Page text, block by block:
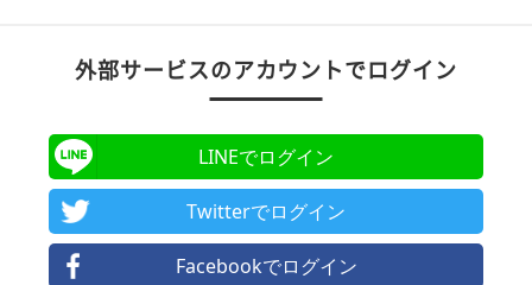
外部サービスのアカウントでログイン
LINEでログイン
Twitterでログイン
Facebookでログイン